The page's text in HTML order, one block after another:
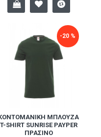
-20 %
ΜΠΛΟΎΖΑ
T-SHIRT SUNRISE PAYPER
ΠΡΆΣΙΝΟ